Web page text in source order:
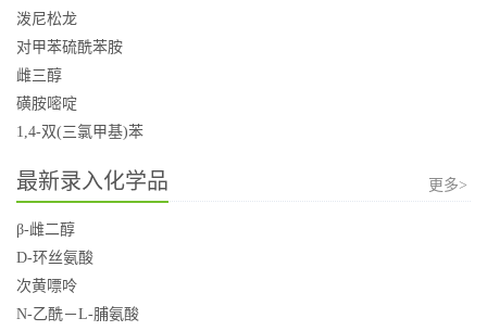
泼尼松龙
对甲苯硫酰苯胺
雌三醇
磺胺嘧啶
1,4-双(三氯甲基)苯
最新录入化学品 更多>
β-雌二醇
D-环丝氨酸
次黄嘌呤
N-乙酰－L-脯氨酸